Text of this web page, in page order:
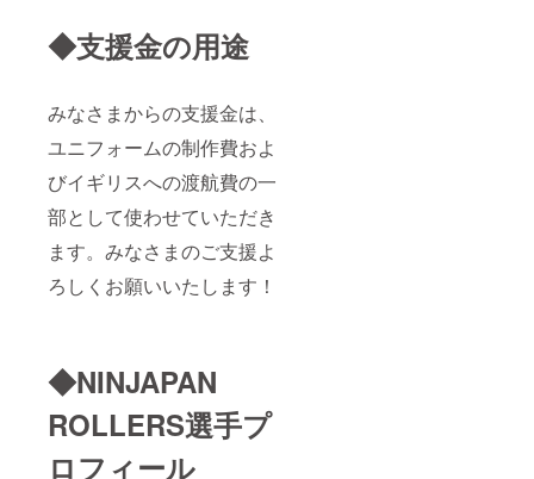
◆支援金の用途
みなさまからの支援金は、
ユニフォームの制作費およ
びイギリスへの渡航費の一
部として使わせていただき
ます。みなさまのご支援よ
ろしくお願いいたします！
◆NINJAPAN
ROLLERS選手プ
ロフィール